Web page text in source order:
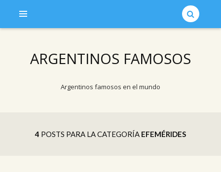
ARGENTINOS FAMOSOS
Argentinos famosos en el mundo
4 POSTS PARA LA CATEGORÍA EFEMÉRIDES